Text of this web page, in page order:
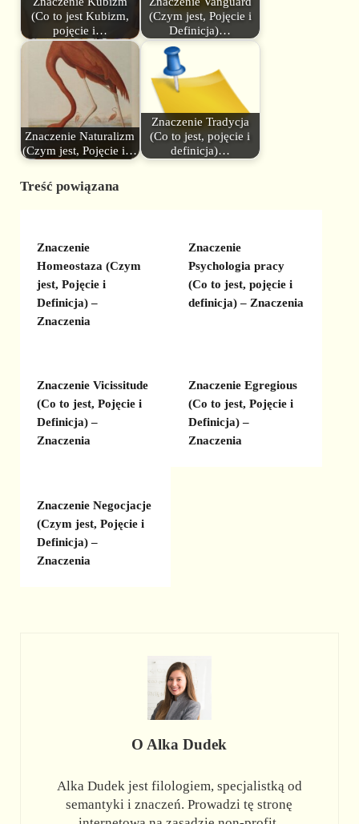
(Co to jest Kubizm,
pojęcie i…
(Czym jest, Pojęcie i
Definicja)…
Znaczenie Naturalizm
(Czym jest, Pojęcie i…
Znaczenie Tradycja
(Co to jest, pojęcie i
definicja)…
Treść powiązana
Znaczenie
Homeostaza (Czym
jest, Pojęcie i
Definicja) –
Znaczenia
Znaczenie
Psychologia pracy
(Co to jest, pojęcie i
definicja) – Znaczenia
Znaczenie Vicissitude
(Co to jest, Pojęcie i
Definicja) –
Znaczenia
Znaczenie Egregious
(Co to jest, Pojęcie i
Definicja) –
Znaczenia
Znaczenie Negocjacje
(Czym jest, Pojęcie i
Definicja) –
Znaczenia
O Alka Dudek
Alka Dudek jest filologiem, specjalistką od
semantyki i znaczeń. Prowadzi tę stronę